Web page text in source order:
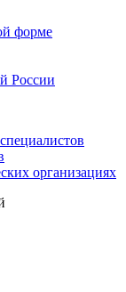
форме
России
организациях